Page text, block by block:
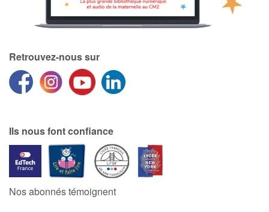
Famille
Écoles
Vidéos & Tutoriaux
Blog
Retrouvez-nous sur
Ils nous font confiance
Nos abonnés témoignent